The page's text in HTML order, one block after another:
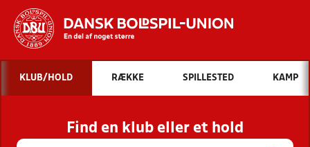
Hvad vil du søge efter?
INDHOLD OG NYHEDER
STILLINGER, RESULTATER, KLUBBER OG
HOLD
KLUB/HOLD RÆKKE SPILLESTED KAMP
Find en klub eller et hold